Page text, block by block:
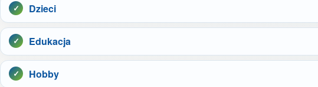
Dzieci
Edukacja
Hobby